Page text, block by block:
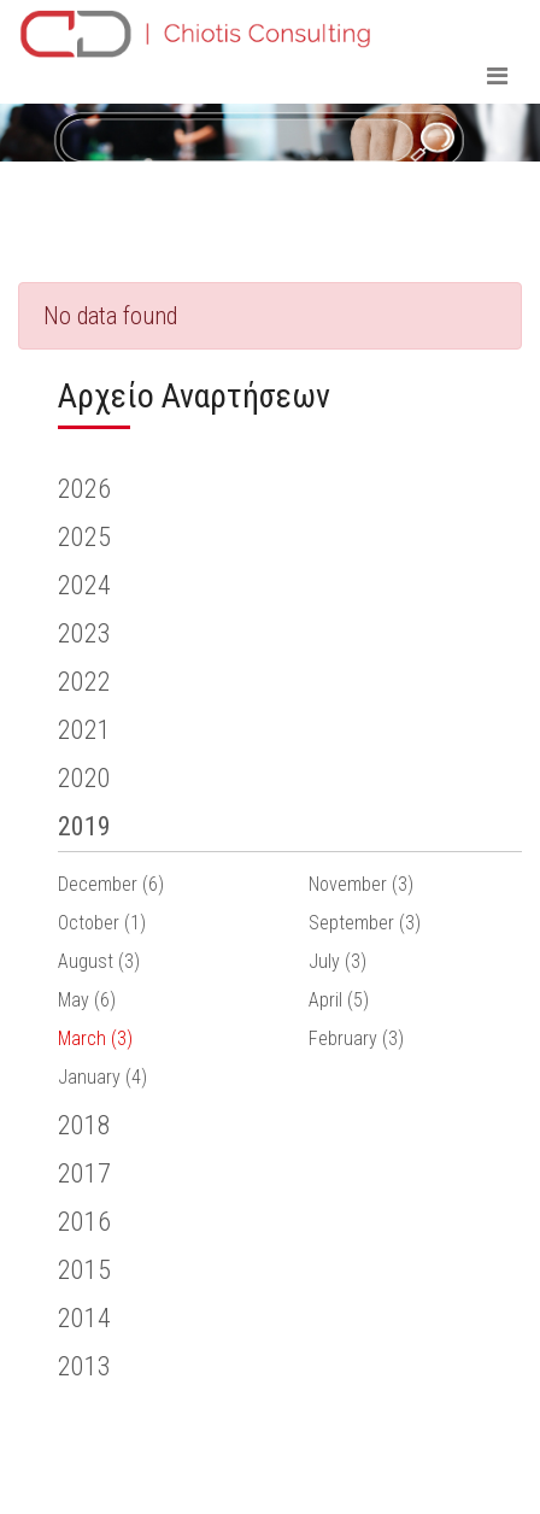
No data found
Αρχείο Αναρτήσεων
2026
2025
2024
2023
2022
2021
2020
2019
December (6)
November (3)
October (1)
September (3)
August (3)
July (3)
May (6)
April (5)
March (3)
February (3)
January (4)
2018
2017
2016
2015
2014
2013